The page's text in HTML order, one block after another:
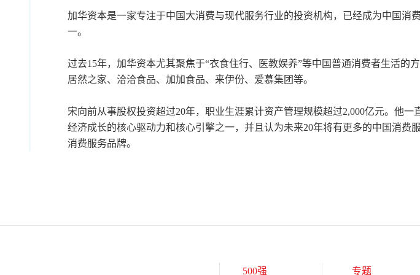
加华资本是一家专注于中国大消费与现代服务行业的投资机构，已经成为中国消
一。
过去15年，加华资本尤其聚焦于“衣食住行、医教娱养”等中国普通消费者生活的
居然之家、洽洽食品、加加食品、来伊份、爱慕集团等。
宋向前从事股权投资超过20年，职业生涯累计资产管理规模超过2,000亿元。他一
经济成长的核心驱动力和核心引擎之一，并且认为未来20年将有更多的中国消费
消费服务品牌。
500强 专题